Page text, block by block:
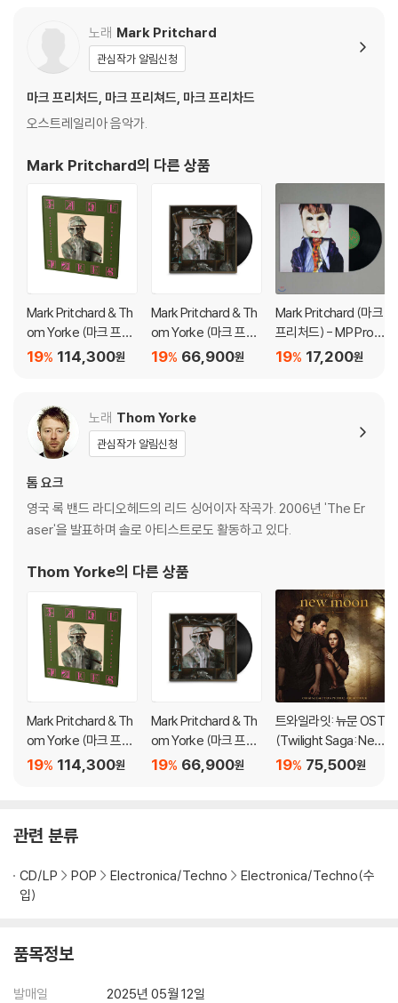
노래 Mark Pritchard
관심작가 알림신청
마크 프리처드, 마크 프리쳐드, 마크 프리차드
오스트레일리아 음악가.
Mark Pritchard의 다른 상품
Mark Pritchard & Th
om Yorke (마크 프리
처드 & 톰 요크) - Tall
114,300원
19%
Mark Pritchard & Th
om Yorke (마크 프리
처드 & 톰 요크) - Tall
66,900원
19%
Mark Pritchard (마크
프리처드) - MP Prod
uctions (EP) [LP]
17,200원
19%
노래 Thom Yorke
관심작가 알림신청
톰 요크
영국 록 밴드 라디오헤드의 리드 싱어이자 작곡가. 2006년 'The Er
aser'을 발표하며 솔로 아티스트로도 활동하고 있다.
Thom Yorke의 다른 상품
Mark Pritchard & Th
om Yorke (마크 프리
처드 & 톰 요크) - Tall
114,300원
19%
Mark Pritchard & Th
om Yorke (마크 프리
처드 & 톰 요크) - Tall
66,900원
19%
트와일라잇: 뉴문 OST
(Twilight Saga: New
Moon Original Soun
75,500원
19%
관련 분류
CD/LP POP Electronica/Techno
Electronica/Techno(수
입)
품목정보
발매일
2025년 05월 12일